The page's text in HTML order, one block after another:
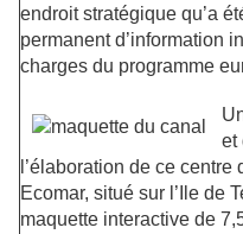
endroit stratégique qu’a
permanent d’information
charges du programme
et
l’élaboration de ce
Ecomar, situé sur l’Ile de
maquette interactive de